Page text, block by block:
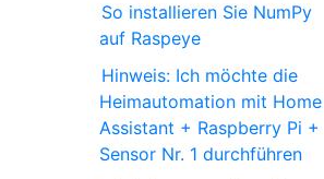
So installieren Sie NumPy
auf Raspeye
Hinweis: Ich möchte die
Heimautomation mit Home
Assistant + Raspberry Pi +
Sensor Nr. 1 durchführen